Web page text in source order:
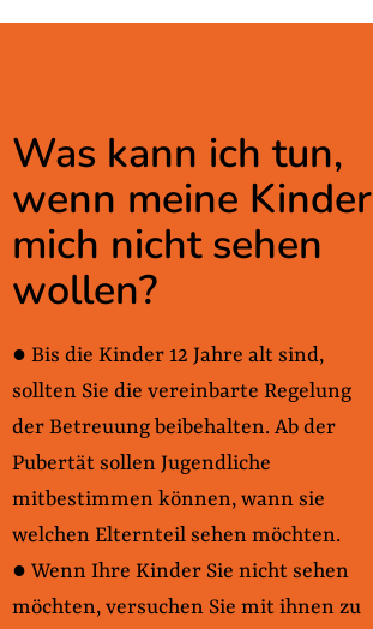
Was kann ich tun,
wenn meine Kinder
mich nicht sehen
wollen?
● Bis die Kinder 12 Jahre alt sind,
sollten Sie die vereinbarte Regelung
der Betreuung beibehalten. Ab der
Pubertät sollen Jugendliche
mitbestimmen können, wann sie
welchen Elternteil sehen möchten.
● Wenn Ihre Kinder Sie nicht sehen
möchten, versuchen Sie mit ihnen zu